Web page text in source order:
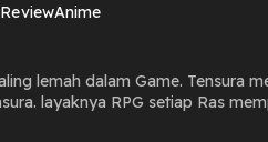
lemah dalam Game. Tensura
layaknya RPG setiap Ras
Boss / Raja Iblis dan Pahlawan.